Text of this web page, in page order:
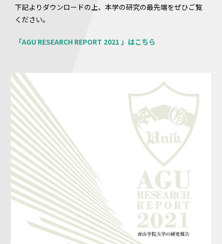
下記よりダウンロードの上、本学の研究の最先端をぜひご覧
ください。
「AGU RESEARCH REPORT 2021 」はこちら